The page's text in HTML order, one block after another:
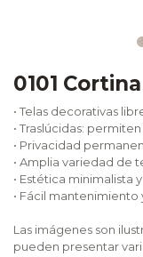
0101
• Telas decorativas
• Traslúcidas:
• Privacidad
• Amplia variedad de
• Estética minimalista
• Fácil mantenimiento
Las imágenes son
pueden presentar